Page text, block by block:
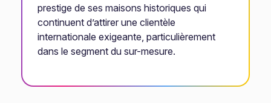
prestige de ses maisons historiques qui
continuent d’attirer une clientèle
internationale exigeante, particulièrement
dans le segment du sur-mesure.